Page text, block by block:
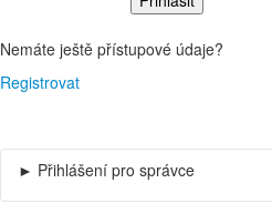
Nemáte ještě přístupové údaje?
Registrovat
► Přihlášení pro správce